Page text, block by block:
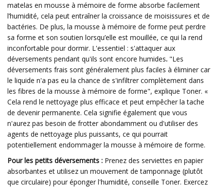
matelas en mousse à mémoire de forme absorbe facilement
l’humidité, cela peut entraîner la croissance de moisissures et de
bactéries. De plus, la mousse à mémoire de forme peut perdre
sa forme et son soutien lorsqu’elle est mouillée, ce qui la rend
inconfortable pour dormir. L'essentiel : s'attaquer aux
déversements pendant qu'ils sont encore humides. "Les
déversements frais sont généralement plus faciles à éliminer car
le liquide n'a pas eu la chance de s'infiltrer complètement dans
les fibres de la mousse à mémoire de forme", explique Toner. «
Cela rend le nettoyage plus efficace et peut empêcher la tache
de devenir permanente. Cela signifie également que vous
n'aurez pas besoin de frotter abondamment ou d'utiliser des
agents de nettoyage plus puissants, ce qui pourrait
potentiellement endommager la mousse à mémoire de forme.
Pour les petits déversements : Prenez des serviettes en papier
absorbantes et utilisez un mouvement de tamponnage (plutôt
que circulaire) pour éponger l'humidité, conseille Toner. Exercez